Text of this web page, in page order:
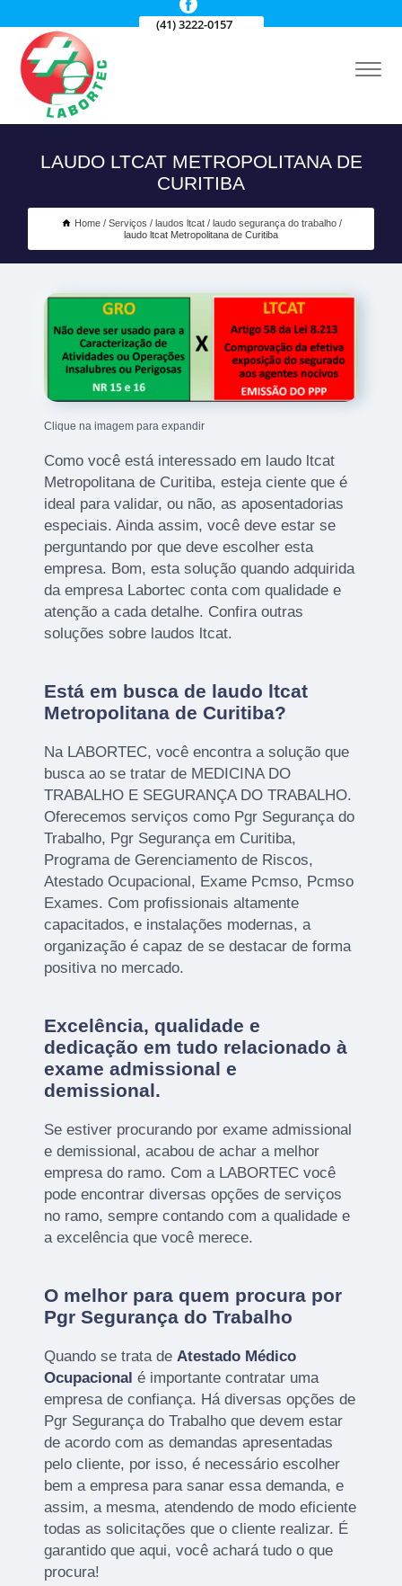
(41) 3222-0157
LAUDO LTCAT METROPOLITANA DE
CURITIBA
Home Serviços laudos ltcat
laudo segurança do trabalho
laudo ltcat Metropolitana de Curitiba
Clique na imagem para expandir
Como você está interessado em laudo ltcat
Metropolitana de Curitiba, esteja ciente que é
ideal para validar, ou não, as aposentadorias
especiais. Ainda assim, você deve estar se
perguntando por que deve escolher esta
empresa. Bom, esta solução quando adquirida
da empresa Labortec conta com qualidade e
atenção a cada detalhe. Confira outras
soluções sobre laudos ltcat.
Está em busca de laudo ltcat
Metropolitana de Curitiba?
Na LABORTEC, você encontra a solução que
busca ao se tratar de MEDICINA DO
TRABALHO E SEGURANÇA DO TRABALHO.
Oferecemos serviços como Pgr Segurança do
Trabalho, Pgr Segurança em Curitiba,
Programa de Gerenciamento de Riscos,
Atestado Ocupacional, Exame Pcmso, Pcmso
Exames. Com profissionais altamente
capacitados, e instalações modernas, a
organização é capaz de se destacar de forma
positiva no mercado.
Excelência, qualidade e
dedicação em tudo relacionado à
exame admissional e
demissional.
Se estiver procurando por exame admissional
e demissional, acabou de achar a melhor
empresa do ramo. Com a LABORTEC você
pode encontrar diversas opções de serviços
no ramo, sempre contando com a qualidade e
a excelência que você merece.
O melhor para quem procura por
Pgr Segurança do Trabalho
Quando se trata de Atestado Médico
Ocupacional é importante contratar uma
empresa de confiança. Há diversas opções de
Pgr Segurança do Trabalho que devem estar
de acordo com as demandas apresentadas
pelo cliente, por isso, é necessário escolher
bem a empresa para sanar essa demanda, e
assim, a mesma, atendendo de modo eficiente
todas as solicitações que o cliente realizar. É
garantido que aqui, você achará tudo o que
procura!